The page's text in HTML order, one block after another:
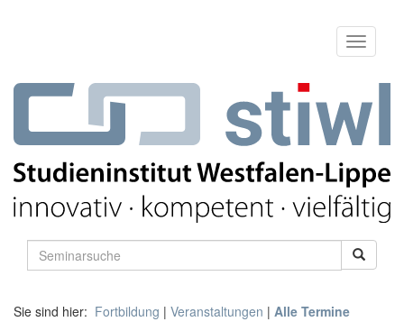
Sie sind hier: Fortbildung | Veranstaltungen | Alle Termine